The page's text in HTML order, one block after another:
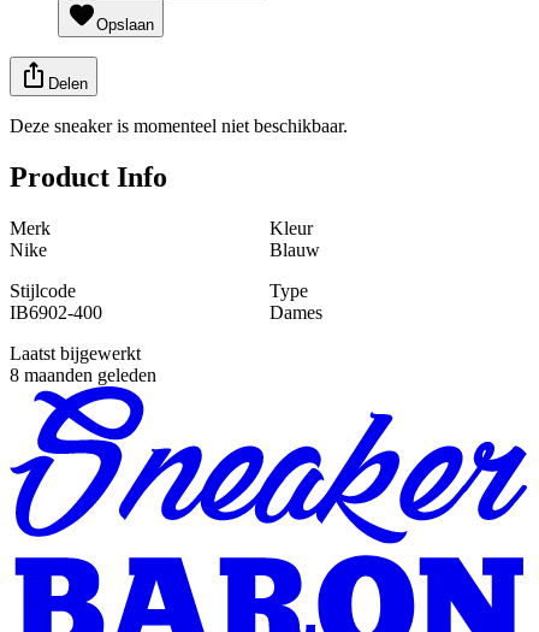
Opslaan
Delen
Deze sneaker is momenteel niet beschikbaar.
Product Info
Merk
Nike
Kleur
Blauw
Stijlcode
IB6902-400
Type
Dames
Laatst bijgewerkt
8 maanden geleden